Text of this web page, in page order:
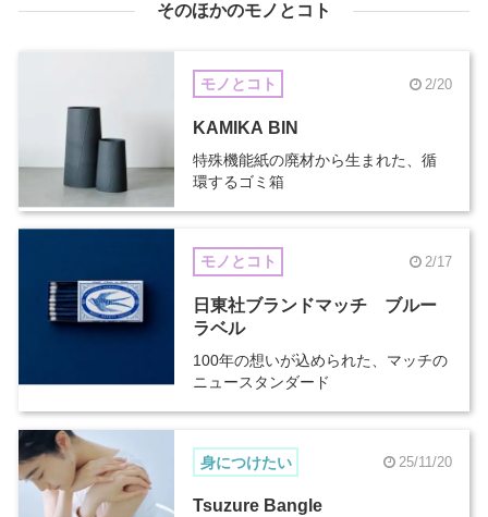
そのほかのモノとコト
モノとコト 2/20
KAMIKA BIN
特殊機能紙の廃材から生まれた、循
環するゴミ箱
モノとコト 2/17
日東社ブランドマッチ ブルー
ラベル
100年の想いが込められた、マッチの
ニュースタンダード
身につけたい 25/11/20
Tsuzure Bangle